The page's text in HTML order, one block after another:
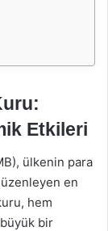
Etkileri
ülkenin para
en
hem
bir